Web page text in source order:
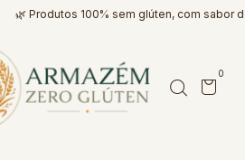
🌿 Produtos 100% sem glúten, com sabor de
0